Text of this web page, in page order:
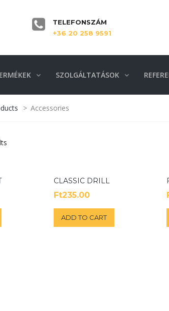
TELEFONSZÁM
+36 20 258 9591
SZOLGÁLTATÁSOK
> Accessories
CLASSIC DRILL
Ft235.00
ADD TO CART